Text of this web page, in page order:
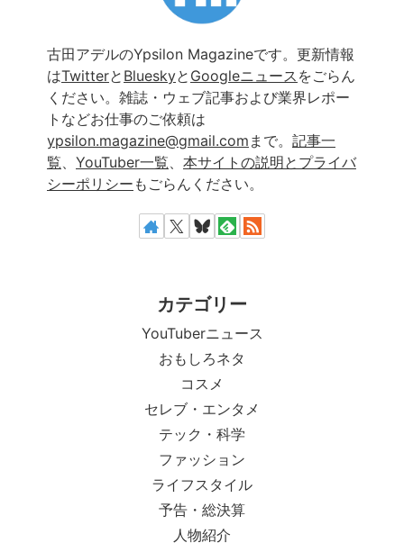
古田アデルのYpsilon Magazineです。更新情報
はTwitterと Blueskyと Googleニュース をごらん
ください。雑誌・ウェブ記事および業界レポー
トなどお仕事のご依頼は
ypsilon.magazine@gmail.com まで。 記事一
覧、 YouTuber一覧、 本サイトの説明とプライバ
シーポリシー もごらんください。
カテゴリー
YouTuberニュース
おもしろネタ
コスメ
セレブ・エンタメ
テック・科学
ファッション
ライフスタイル
予告・総決算
人物紹介